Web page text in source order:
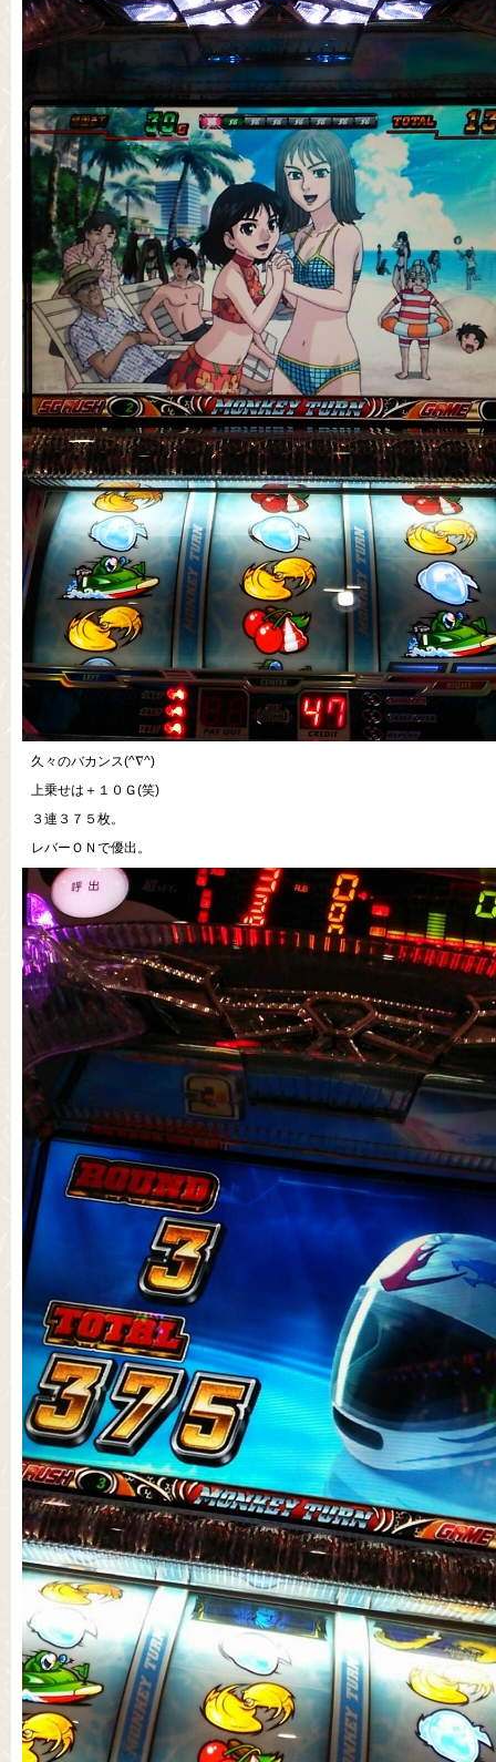
久々のバカンス(^∇^)
上乗せは＋１０Ｇ(笑)
３連３７５枚。
レバーＯＮで優出。